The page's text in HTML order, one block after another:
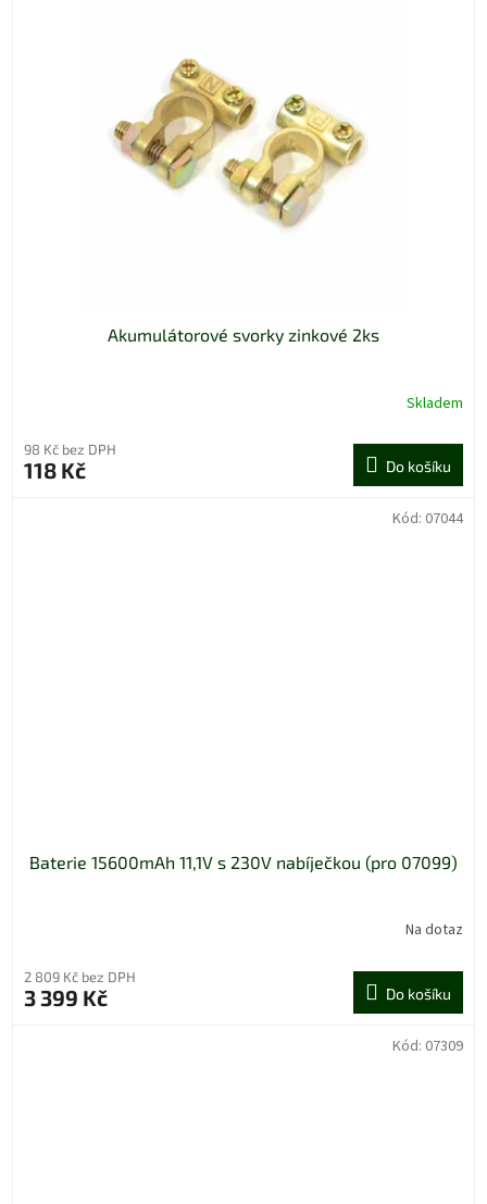
Akumulátorové svorky zinkové 2ks
Skladem
98 Kč bez DPH
118 Kč Do košíku
Baterie 15600mAh 11,1V s 230V nabíječkou (pro 07099)
Na dotaz
2 809 Kč bez DPH
3 399 Kč Do košíku
Kód: 07044
Kód: 07309